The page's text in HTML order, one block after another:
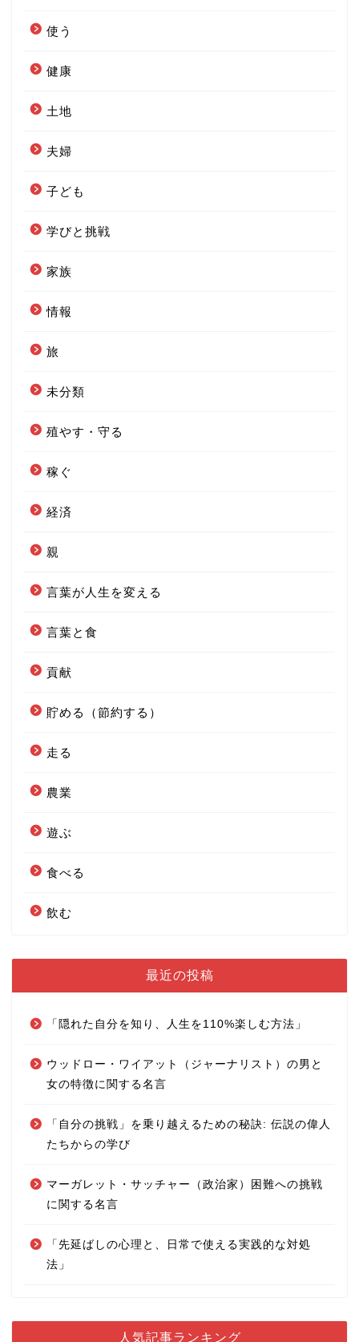
使う
健康
土地
夫婦
子ども
学びと挑戦
家族
情報
旅
未分類
殖やす・守る
稼ぐ
経済
親
言葉が人生を変える
言葉と食
貢献
貯める（節約する）
走る
農業
遊ぶ
食べる
飲む
最近の投稿
「隠れた自分を知り、人生を110%楽しむ方法」
ウッドロー・ワイアット（ジャーナリスト）の男と
女の特徴に関する名言
「自分の挑戦」を乗り越えるための秘訣: 伝説の偉人
たちからの学び
マーガレット・サッチャー（政治家）困難への挑戦
に関する名言
「先延ばしの心理と、日常で使える実践的な対処
法」
人気記事ランキング